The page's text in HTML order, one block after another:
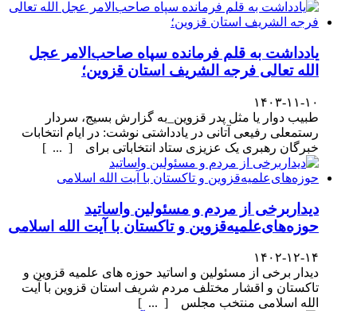
یادداشت به قلم فرمانده سپاه صاحب‌الامر عجل
الله تعالی فرجه الشریف استان قزوین؛
۱۴۰۳-۱۱-۱۰
طبیب دوار یا مثل پدر قزوین_به گزارش بسیج، سردار
رستمعلی رفیعی آتانی در یادداشتی نوشت: در ایام انتخابات
خبرگان رهبری یک عزیزی ستاد انتخاباتی برای [ ... ]
دیداربرخی از مردم و مسئولین واساتید
حوزه‌های‌علمیه‌قزوین و تاکستان با آیت الله اسلامی
۱۴۰۲-۱۲-۱۴
دیدار برخی از مسئولین و اساتید حوزه های علمیه قزوین و
تاکستان و اقشار مختلف مردم شریف استان قزوین با آیت
الله اسلامی منتخب مجلس [ ... ]